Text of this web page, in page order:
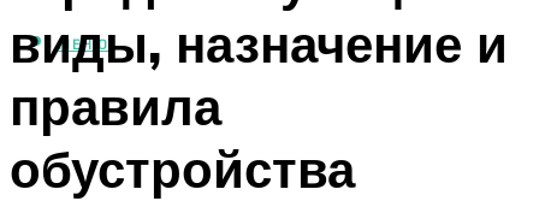
МЕНЮ
виды, назначение и
правила
обустройства